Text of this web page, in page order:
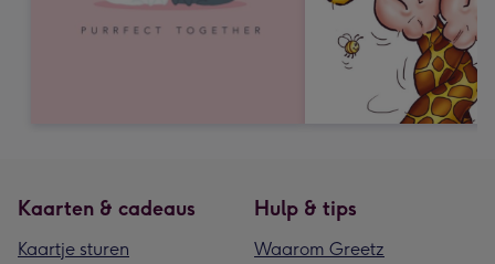
Kaarten & cadeaus
Kaartje sturen
Hulp & tips
Waarom Greetz